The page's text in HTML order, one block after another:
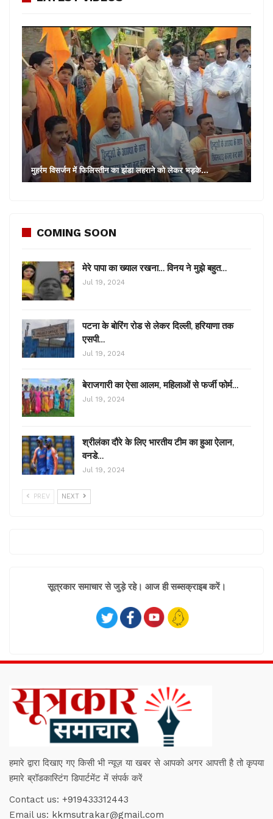
मुहर्रम विसर्जन में फिलिस्तीन का झंडा लहराने को लेकर भड़के…
COMING SOON
मेरे पापा का ख्याल रखना… विनय ने मुझे बहुत…
Jul 19, 2024
पटना के बोरिंग रोड से लेकर दिल्ली, हरियाणा तक
एसपी…
Jul 19, 2024
बेराजगारी का ऐसा आलम, महिलाओं से फर्जी फोर्म…
Jul 19, 2024
श्रीलंका दौरे के लिए भारतीय टीम का हुआ ऐलान,
वनडे…
Jul 19, 2024
PREV NEXT
सूत्रकार समाचार से जुड़े रहे। आज ही सब्सक्राइब करें।
हमारे द्वारा दिखाए गए किसी भी न्यूज़ या खबर से आपको अगर आपत्ती है तो कृपया
हमारे ब्रॉडकास्टिंग डिपार्टमेंट में संपर्क करें
Contact us: +919433312443
Email us: kkmsutrakar@gmail.com